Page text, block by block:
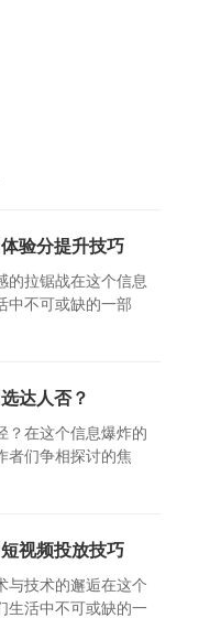
验分提升技巧
的拉锯战在这个信息
中不可或缺的一部
达人否？
？在这个信息爆炸的
者们争相探讨的焦
视频投放技巧
与技术的邂逅在这个
生活中不可或缺的一